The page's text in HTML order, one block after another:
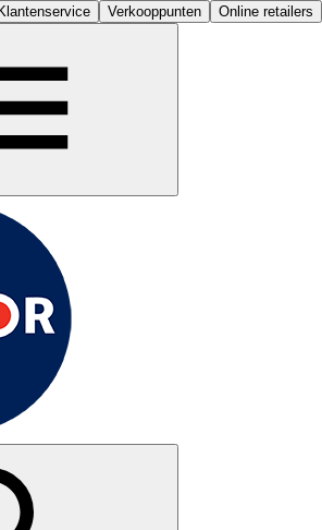
Klantenservice Verkooppunten Online retailers